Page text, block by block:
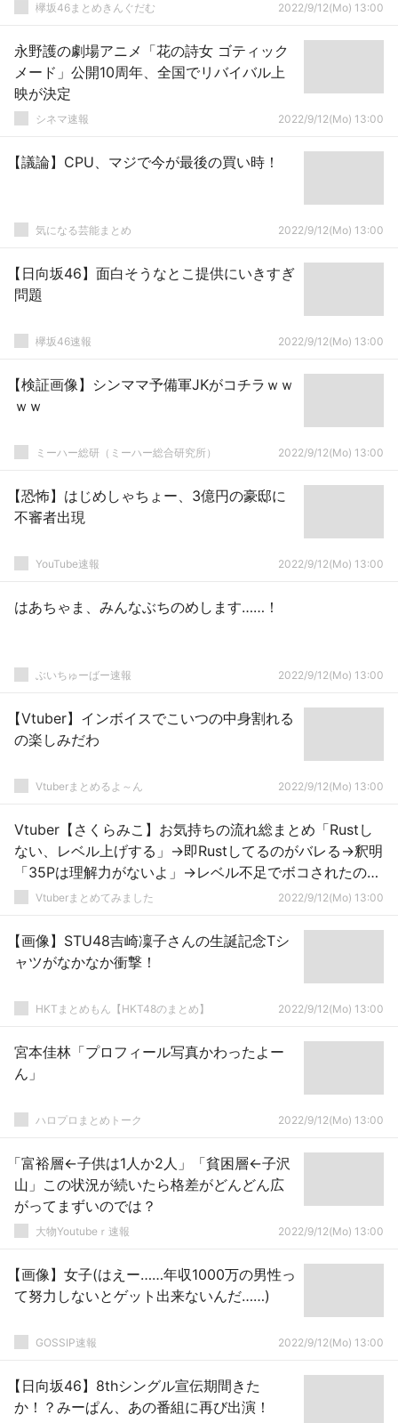
欅坂46まとめきんぐだむ 2022/9/12(Mo) 13:00
永野護の劇場アニメ「花の詩女 ゴティック
メード」公開10周年、全国でリバイバル上
映が決定
シネマ速報 2022/9/12(Mo) 13:00
【議論】CPU、マジで今が最後の買い時！
気になる芸能まとめ 2022/9/12(Mo) 13:00
【日向坂46】面白そうなとこ提供にいきすぎ
問題
欅坂46速報 2022/9/12(Mo) 13:00
【検証画像】シンママ予備軍JKがコチラｗｗ
ｗｗ
ミーハー総研（ミーハー総合研究所） 2022/9/12(Mo) 13:00
【恐怖】はじめしゃちょー、3億円の豪邸に
不審者出現
YouTube速報 2022/9/12(Mo) 13:00
はあちゃま、みんなぶちのめします……！
ぶいちゅーばー速報 2022/9/12(Mo) 13:00
【Vtuber】インボイスでこいつの中身割れる
の楽しみだわ
Vtuberまとめるよ～ん 2022/9/12(Mo) 13:00
Vtuber【さくらみこ】お気持ちの流れ総まとめ「Rustし
ない、レベル上げする」→即Rustしてるのがバレる→釈明
「35Pは理解力がないよ」→レベル不足でボコされたので
レベリング中 「うるさいにぇー！だから皆の前でレベル
Vtuberまとめてみました 2022/9/12(Mo) 13:00
【画像】STU48吉崎凜子さんの生誕記念Tシ
ャツがなかなか衝撃！
HKTまとめもん【HKT48のまとめ】 2022/9/12(Mo) 13:00
宮本佳林「プロフィール写真かわったよー
ん」
ハロプロまとめトーク 2022/9/12(Mo) 13:00
「富裕層←子供は1人か2人」「貧困層←子沢
山」この状況が続いたら格差がどんどん広
がってまずいのでは？
大物Youtubeｒ速報 2022/9/12(Mo) 13:00
【画像】女子(はえー……年収1000万の男性っ
て努力しないとゲット出来ないんだ……)
GOSSIP速報 2022/9/12(Mo) 13:00
【日向坂46】8thシングル宣伝期間きた
か！？みーぱん、あの番組に再び出演！